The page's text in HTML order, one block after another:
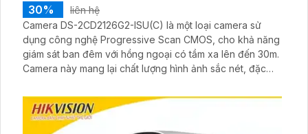
30%
liên hệ
Camera DS-2CD2126G2-ISU(C) là một loại camera sử
dụng công nghệ Progressive Scan CMOS, cho khả năng
giám sát ban đêm với hồng ngoại có tầm xa lên đến 30m.
Camera này mang lại chất lượng hình ảnh sắc nét, đặc
cũng rất tiện lợi. Camera hỗ trợ chất lượng hình ảnh FULL
HD 1080P và có khả năng ghi hình lưu vào thẻ nhớ